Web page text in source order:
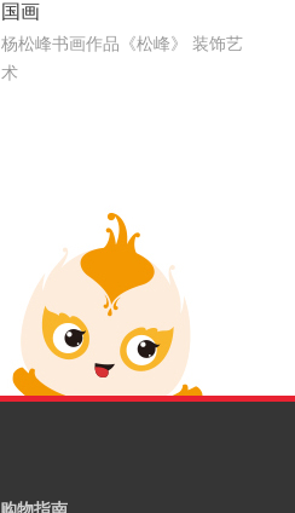
国画
杨松峰书画作品《松峰》 装饰艺
术